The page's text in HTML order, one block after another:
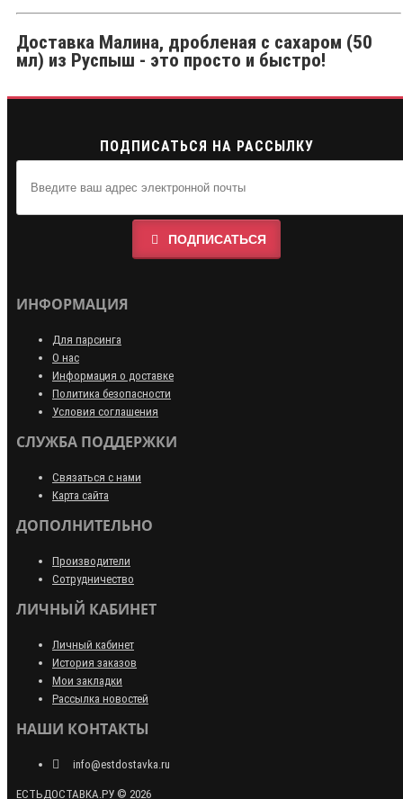
Доставка Малина, дробленая с сахаром (50
мл) из Руспыш - это просто и быстро!
ПОДПИСАТЬСЯ НА РАССЫЛКУ
ПОДПИСАТЬСЯ
ИНФОРМАЦИЯ
Для парсинга
О нас
Информация о доставке
Политика безопасности
Условия соглашения
СЛУЖБА ПОДДЕРЖКИ
Связаться с нами
Карта сайта
ДОПОЛНИТЕЛЬНО
Производители
Сотрудничество
ЛИЧНЫЙ КАБИНЕТ
Личный кабинет
История заказов
Мои закладки
Рассылка новостей
НАШИ КОНТАКТЫ
info@estdostavka.ru
ЕСТЬДОСТАВКА.РУ © 2026